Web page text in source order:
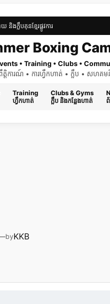
ក្លឹបគុនខ្មែរផ្លូវការ
Boxing
• Training • Clubs •
ត្តិការណ៍ • ការហ្វឹកហាត់ • ក្លឹប • សហគម
Training
ហ្វឹកហាត់
Clubs & Gyms
ក្លឹប និងកន្លែងហាត់
byKKB